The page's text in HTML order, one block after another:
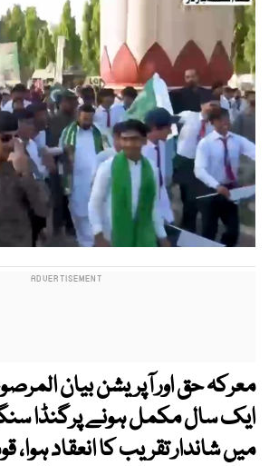
معرکہ حق اور آپریشن بیان
ایک سال مکمل ہونے پرگنڈا
میں شاندار تقریب کا انعقاد